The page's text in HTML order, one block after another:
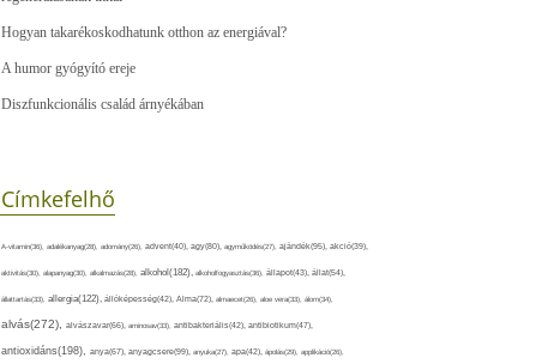
Hogyan takarékoskodhatunk otthon az energiával?
A humor gyógyító ereje
Diszfunkcionális család árnyékában
Címkefelhő
A-vitamin(36), adalékanyag(28), adomány(26), advent(40), agy(80), agyműködés(27), ajándék(95), akció(39),
aktivitás(30), alapanyag(30), alkalmazás(28), alkohol(182), alkoholfogyasztás(36), állapot(43), állat(54),
állattartás(33), allergia(122), állóképesség(42), Alma(72), almaecet(26), aloe vera(33), álom(34),
alvás(272), alvászavar(66), aminosav(33), antibakteriális(42), antibiotikum(47),
antioxidáns(198), anya(67), anyagcsere(99), anyuka(27), apa(42), ápolás(29), applikáció(26),